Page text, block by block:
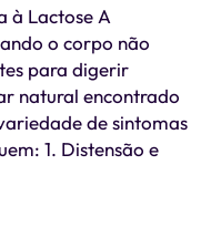
à Lactose A
o corpo não
para digerir
natural encontrado
de sintomas
1. Distensão e